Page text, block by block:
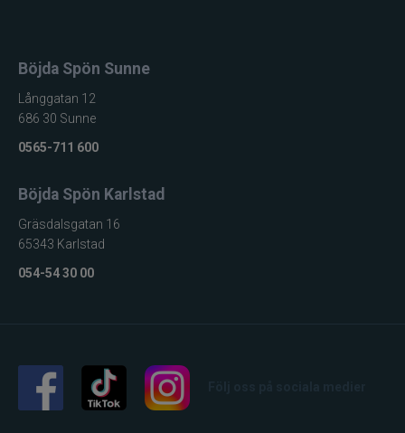
Böjda Spön Sunne
Långgatan 12
686 30 Sunne
0565-711 600
Böjda Spön Karlstad
Gräsdalsgatan 16
65343 Karlstad
054-54 30 00